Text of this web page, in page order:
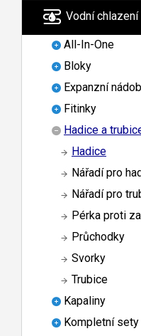
Vodní chlazení
All-In-One
Bloky
Expanzní
Fitinky
Hadice a
Hadice
Nářadí pro
Nářadí pro
Pérka proti
Průchodky
Svorky
Trubice
Kapaliny
Kompletní sety